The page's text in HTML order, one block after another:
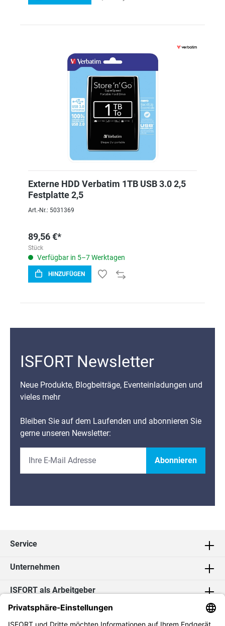
Externe HDD Verbatim 1TB USB 3.0 2,5
Festplatte 2,5
Art.-Nr.: 5031369
89,56 €*
Stück
Verfügbar in 5–7 Werktagen
HINZUFÜGEN
ISFORT Newsletter
Neue Produkte, Blogbeiträge, Eventeinladungen und
vieles mehr
Bleiben Sie auf dem Laufenden und abonnieren Sie
gerne unseren Newsletter:
Abonnieren
Service
Unternehmen
ISFORT als Arbeitgeber
Kontakt